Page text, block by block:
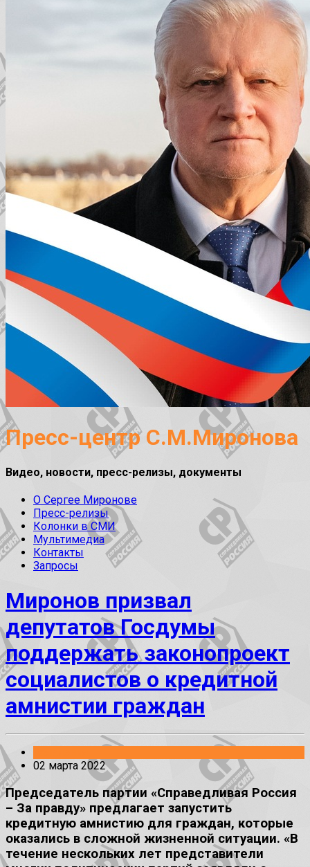
Пресс-центр С.М.Миронова
Видео, новости, пресс-релизы, документы
О Сергее Миронове
Пресс-релизы
Колонки в СМИ
Мультимедиа
Контакты
Запросы
Миронов призвал
депутатов Госдумы
поддержать законопроект
социалистов о кредитной
амнистии граждан
02 марта 2022
Председатель партии «Справедливая Россия
– За правду» предлагает запустить
кредитную амнистию для граждан, которые
оказались в сложной жизненной ситуации. «В
течение нескольких лет представители